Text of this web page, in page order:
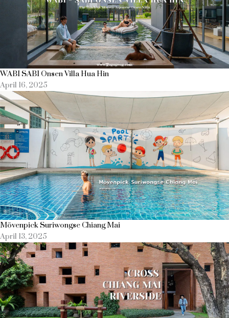
WABI SABI Onsen Villa Hua Hin
April 16, 2025
Mövenpick Suriwongse Chiang Mai
April 13, 2025